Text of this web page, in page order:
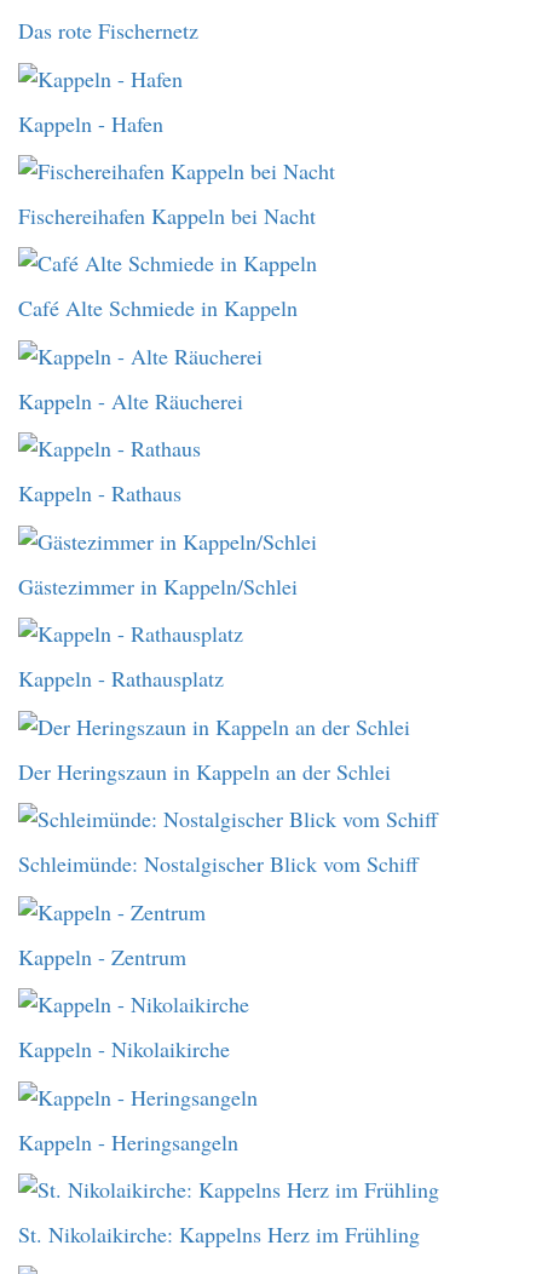
Das rote Fischernetz
Kappeln - Hafen
Fischereihafen Kappeln bei Nacht
Café Alte Schmiede in Kappeln
Kappeln - Alte Räucherei
Kappeln - Rathaus
Gästezimmer in Kappeln/Schlei
Kappeln - Rathausplatz
Der Heringszaun in Kappeln an der Schlei
Schleimünde: Nostalgischer Blick vom Schiff
Kappeln - Zentrum
Kappeln - Nikolaikirche
Kappeln - Heringsangeln
St. Nikolaikirche: Kappelns Herz im Frühling